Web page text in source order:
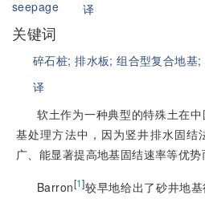
seepage
译
关键词
碎石桩;排水板;组合型复合地基;
译
软土作为一种典型的特殊土在
基处理方法中，因为竖井排水固结
广、能显著提高地基固结速率等优势
Barron[1]较早地给出了砂井地